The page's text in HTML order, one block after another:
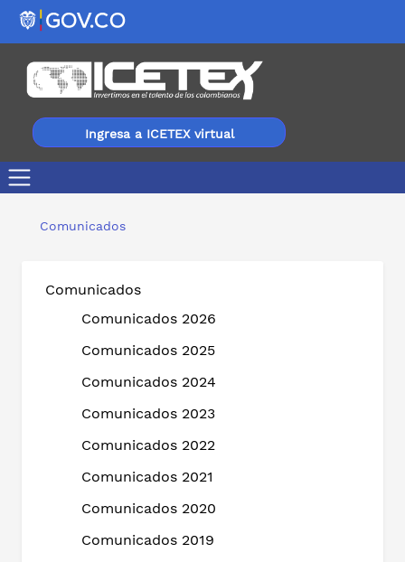
Ingresa a ICETEX virtual
Comunicados
Comunicados
Comunicados 2026
Comunicados 2025
Comunicados 2024
Comunicados 2023
Comunicados 2022
Comunicados 2021
Comunicados 2020
Comunicados 2019